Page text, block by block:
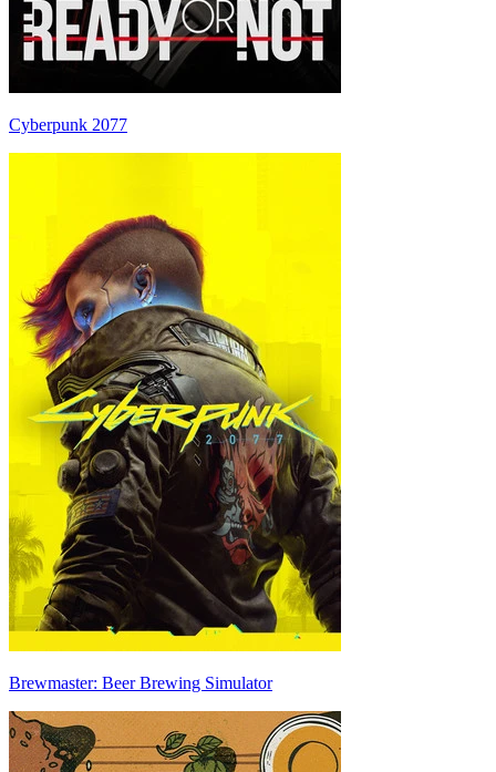
Cyberpunk 2077
Brewmaster: Beer Brewing Simulator